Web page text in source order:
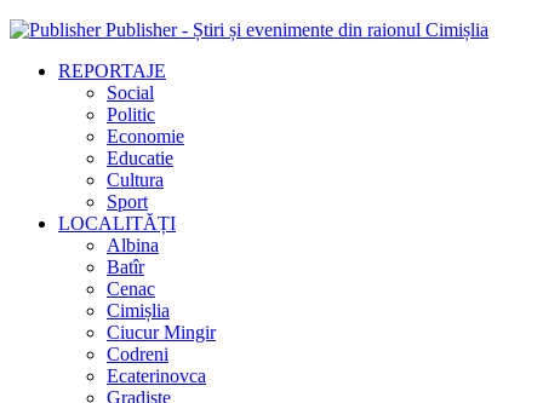
Publisher - Știri și evenimente din raionul Cimișlia
REPORTAJE
Social
Politic
Economie
Educatie
Cultura
Sport
LOCALITĂȚI
Albina
Batîr
Cenac
Cimișlia
Ciucur Mingir
Codreni
Ecaterinovca
Gradiște